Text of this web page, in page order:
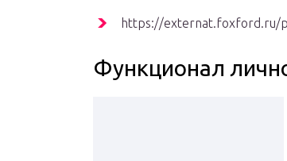
https://externat.foxford.ru/
Функционал